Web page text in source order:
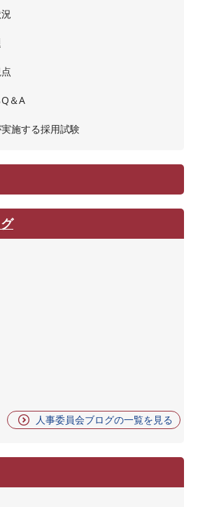
＆A
施する採用試験
人事委員会ブログの一覧を見る